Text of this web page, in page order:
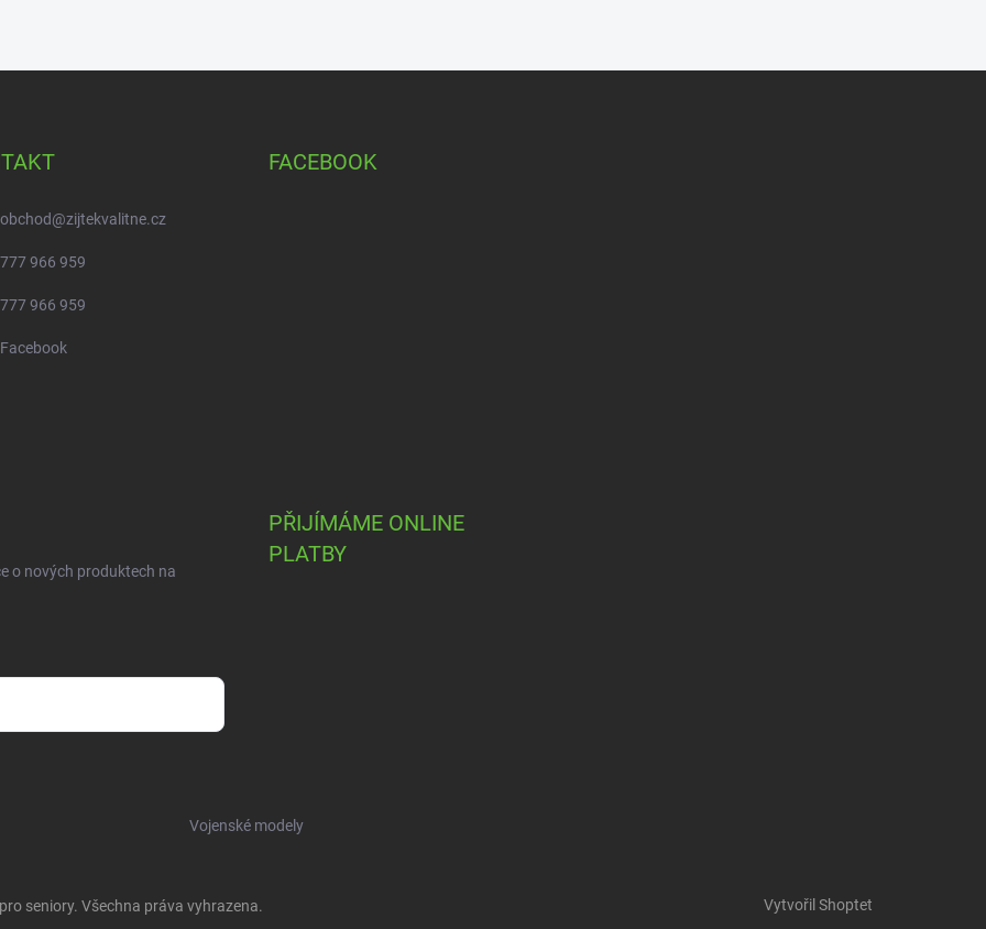
obchod@zijtekvalitne.cz
777 966 959
777 966 959
Facebook
FACEBOOK
o nových produktech na
PŘIJÍMÁME ONLINE
PLATBY
Vojenské modely
Vytvořil Shoptet
seniory. Všechna práva vyhrazena.